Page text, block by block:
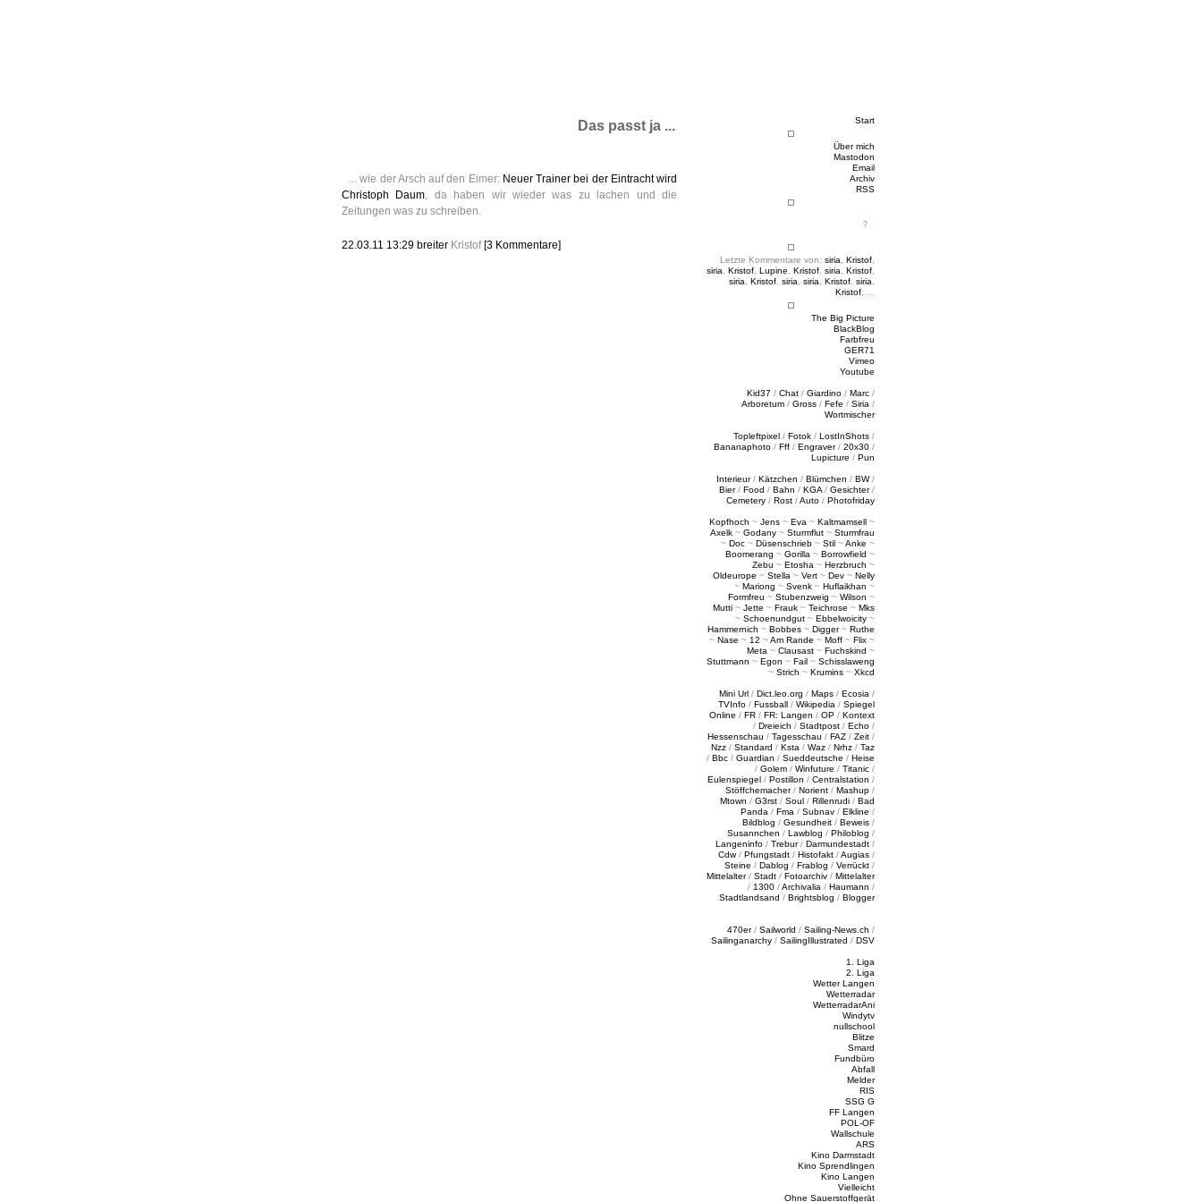
Start
Über mich
Mastodon
Email
Archiv
RSS
Letzte Kommentare von: siria Kristof
siria
Kristof Lupine Kristof siria Kristof
siria
Kristof siria siria Kristof siria
Kristof
The Big Picture
BlackBlog
Farbfreu
GER71
Vimeo
Youtube
Kid37 / Chat / Giardino / Marc /
Arboretum / Gross / Fefe / Siria /
Wortmischer
Topleftpixel / Fotok / LostInShots /
Bananaphoto / Fff / Engraver/ 20x30 /
Lupicture / Pun
Interieur/ Kätzchen / Blümchen / BW/
Bier/ Food / Bahn / KGA / Gesichter/
Cemetery / Rost /Auto / Photofriday
Kopfhoch ~ Jens ~ Eva ~ Kaltmamsell ~
Axelk ~ Godany ~ Sturmflut ~ Sturmfrau
~ Doc ~ Düsenschrieb ~ Stil ~Anke ~
Boomerang ~ Gorilla ~ Borrowfield ~
Zebu ~ Etosha ~ Herzbruch ~
Oldeurope ~ Stella ~ Vert ~ Dev ~ Nelly
~ Mariong ~ Svenk ~ Huflaikhan ~
Formfreu ~ Stubenzweig ~ Wilson ~
Mutti ~ Jette ~ Frauk ~ Teichrose ~ Mks
~ Schoenundgut ~ Ebbelwoicity ~
Hammernich ~ Bobbes ~ Digger~ Ruthe
~ Nase ~ 12 ~Am Rande ~ Moff ~ Flix ~
Meta ~ Clausast ~ Fuchskind ~
Stuttmann ~ Egon ~ Fail ~ Schisslaweng
~ Strich ~ Krumins ~ Xkcd
Mini Url / Dict.leo.org / Maps / Ecosia /
TVInfo / Fussball / Wikipedia / Spiegel
Online / FR / FR: Langen / OP / Kontext
/ Dreieich / Stadtpost / Echo /
Hessenschau / Tagesschau / FAZ / Zeit /
Nzz / Standard / Ksta / Waz / Nrhz / Taz
/ Bbc / Guardian / Sueddeutsche / Heise
/ Golem / Winfuture / Titanic /
Eulenspiegel / Postillon / Centralstation /
Stöffchemacher/ Norient / Mashup /
Mtown / G3rst / Soul / Rillenrudi / Bad
Panda / Fma / Subnav / Elkline /
Bildblog / Gesundheit / Beweis /
Susannchen / Lawblog / Philoblog /
Langeninfo / Trebur/ Darmundestadt /
Cdw/ Pfungstadt / Histofakt /Augias /
Steine / Dablog / Frablog / Verrückt /
Mittelalter/ Stadt / Fotoarchiv / Mittelalter
/ 1300 /Archivalia / Haumann /
Stadtlandsand / Brightsblog / Blogger
470er/ Sailworld / Sailing-News.ch /
Sailinganarchy / SailingIllustrated / DSV
1. Liga
2. Liga
Wetter Langen
Wetterradar
WetterradarAni
Windytv
nullschool
Blitze
Smard
Fundbüro
Abfall
Melder
RIS
SSG G
FF Langen
POL-OF
Wallschule
ARS
Kino Darmstadt
Kino Sprendlingen
Kino Langen
Vielleicht
Ohne Sauerstoffgerät
Das passt ja ...
... wie der Arsch auf den Eimer: Neuer Trainer bei der Eintracht wird
Christoph Daum, da haben wir wieder was zu lachen und die
Zeitungen was zu schreiben.
22.03.11 13:29 breiter Kristof [3 Kommentare]